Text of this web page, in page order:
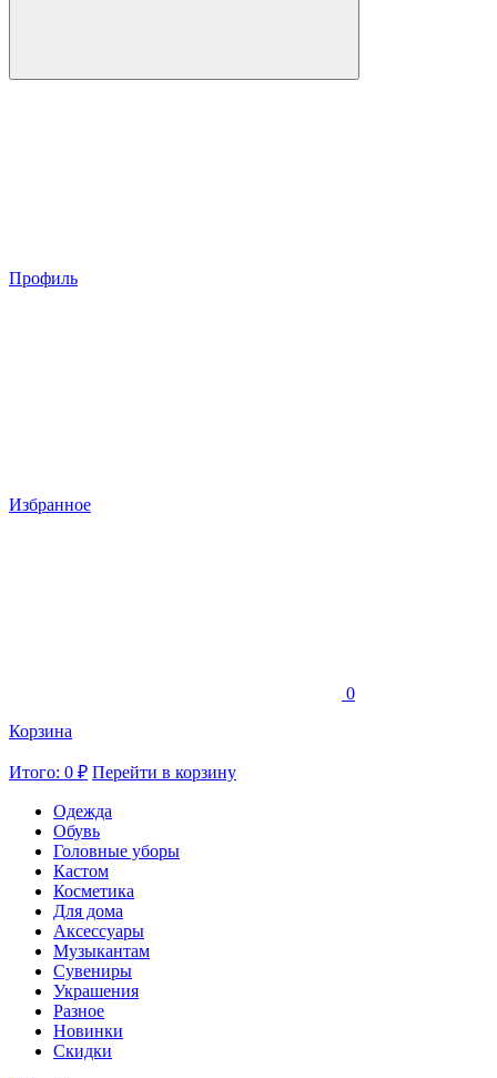
Профиль
Избранное
0
Корзина
Итого: 0 ₽ Перейти в корзину
Одежда
Обувь
Головные уборы
Кастом
Косметика
Для дома
Аксессуары
Музыкантам
Сувениры
Украшения
Разное
Новинки
Скидки